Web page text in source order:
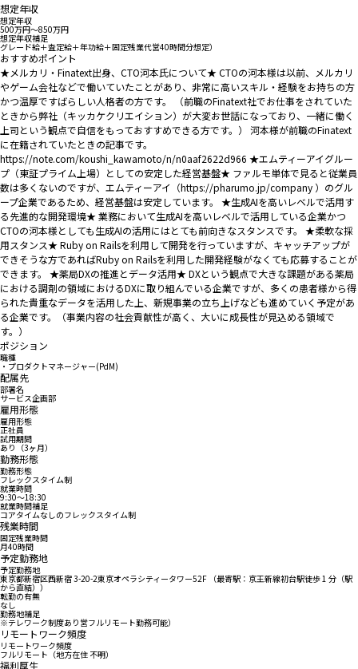
想定年収
想定年収
500万円〜850万円
想定年収補足
グレード給＋査定給＋年功給＋固定残業代営40時間分想定）
おすすめポイント
★メルカリ・Finatext出身、CTO河本氏について★ CTOの河本様は以前、メルカリ
やゲーム会社などで働いていたことがあり、非常に高いスキル・経験をお持ちの方
かつ温厚ですばらしい人格者の方です。 （前職のFinatext社でお仕事をされていた
ときから弊社（キッカケクリエイション）が大変お世話になっており、一緒に働く
上司という観点で自信をもっておすすめできる方です。） 河本様が前職のFinatext
に在籍されていたときの記事です。
https://note.com/koushi_kawamoto/n/n0aaf2622d966 ★エムティーアイグルー
プ（東証プライム上場）としての安定した経営基盤★ ファルモ単体で見ると従業員
数は多くないのですが、エムティーアイ（https://pharumo.jp/company ）のグル
ープ企業であるため、経営基盤は安定しています。 ★生成AIを高いレベルで活用す
る先進的な開発環境★ 業務において生成AIを高いレベルで活用している企業かつ
CTOの河本様としても生成AIの活用にはとても前向きなスタンスです。 ★柔軟な採
用スタンス★ Ruby on Railsを利用して開発を行っていますが、キャッチアップが
できそうな方であればRuby on Railsを利用した開発経験がなくても応募することが
できます。 ★薬局DXの推進とデータ活用★ DXという観点で大きな課題がある薬局
における調剤の領域におけるDXに取り組んでいる企業ですが、多くの患者様から得
られた貴重なデータを活用した上、新規事業の立ち上げなども進めていく予定があ
る企業です。（事業内容の社会貢献性が高く、大いに成長性が見込める領域で
す。）
ポジション
職種
・プロダクトマネージャー(PdM)
配属先
部署名
サービス企画部
雇用形態
雇用形態
正社員
試用期間
あり（3ヶ月）
勤務形態
勤務形態
フレックスタイム制
就業時間
9:30〜18:30
就業時間補足
コアタイムなしのフレックスタイム制
残業時間
固定残業時間
月40時間
予定勤務地
予定勤務地
東京都新宿区西新宿 3-20-2東京オペラシティータワー52F （最寄駅：京王新線初台駅徒歩 1 分（駅
から直結））
転勤の有無
なし
勤務地補足
※テレワーク制度あり営フルリモート勤務可能）
リモートワーク頻度
リモートワーク頻度
フルリモート（地方在住 不明）
福利厚生